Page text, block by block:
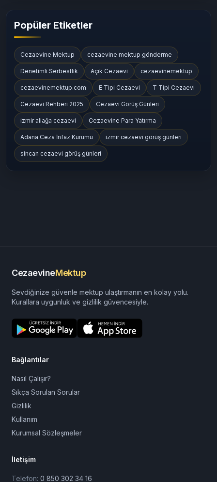
Popüler Etiketler
Cezaevine Mektup cezaevine mektup gönderme
Denetimli Serbestlik Açık Cezaevi cezaevinemektup
cezaevinemektup.com E Tipi Cezaevi T Tipi Cezaevi
Cezaevi Rehberi 2025 Cezaevi Görüş Günleri
izmir aliağa cezaevi Cezaevine Para Yatırma
Adana Ceza İnfaz Kurumu izmir cezaevi görüş günleri
sincan cezaevi görüş günleri
CezaevineMektup
Sevdiğinize güvenle mektup ulaştırmanın en kolay yolu.
Kurallara uygunluk ve gizlilik güvencesiyle.
Bağlantılar
Nasıl Çalışır?
Sıkça Sorulan Sorular
Gizlilik
Kullanım
Kurumsal Sözleşmeler
İletişim
Telefon: 0 850 302 34 16